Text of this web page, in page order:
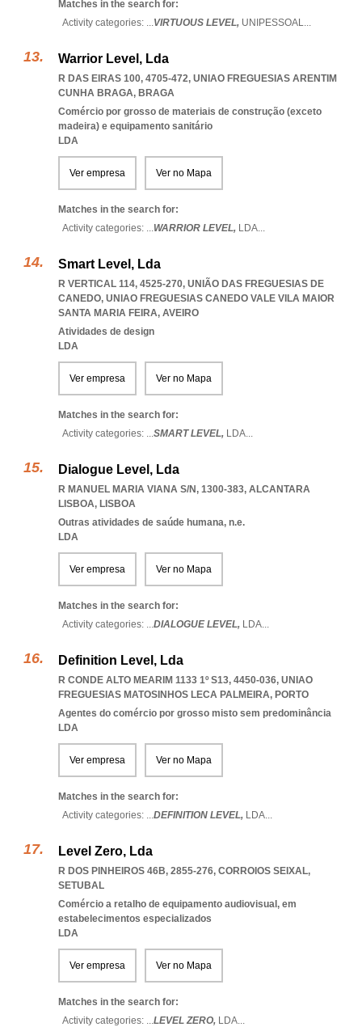
Matches in the search for:
Activity categories: ...VIRTUOUS LEVEL, UNIPESSOAL...
Warrior Level, Lda
R DAS EIRAS 100, 4705-472, UNIAO FREGUESIAS ARENTIM
CUNHA BRAGA, BRAGA
Comércio por grosso de materiais de construção (exceto
madeira) e equipamento sanitário
LDA
Ver empresa Ver no Mapa
Matches in the search for:
Activity categories: ...WARRIOR LEVEL, LDA...
Smart Level, Lda
R VERTICAL 114, 4525-270, UNIÃO DAS FREGUESIAS DE
CANEDO, UNIAO FREGUESIAS CANEDO VALE VILA MAIOR
SANTA MARIA FEIRA, AVEIRO
Atividades de design
LDA
Ver empresa Ver no Mapa
Matches in the search for:
Activity categories: ...SMART LEVEL, LDA...
Dialogue Level, Lda
R MANUEL MARIA VIANA S/N, 1300-383, ALCANTARA
LISBOA, LISBOA
Outras atividades de saúde humana, n.e.
LDA
Ver empresa Ver no Mapa
Matches in the search for:
Activity categories: ...DIALOGUE LEVEL, LDA...
Definition Level, Lda
R CONDE ALTO MEARIM 1133 1º S13, 4450-036, UNIAO
FREGUESIAS MATOSINHOS LECA PALMEIRA, PORTO
Agentes do comércio por grosso misto sem predominância
LDA
Ver empresa Ver no Mapa
Matches in the search for:
Activity categories: ...DEFINITION LEVEL, LDA...
Level Zero, Lda
R DOS PINHEIROS 46B, 2855-276, CORROIOS SEIXAL,
SETUBAL
Comércio a retalho de equipamento audiovisual, em
estabelecimentos especializados
LDA
Ver empresa Ver no Mapa
Matches in the search for:
Activity categories: ...LEVEL ZERO, LDA...